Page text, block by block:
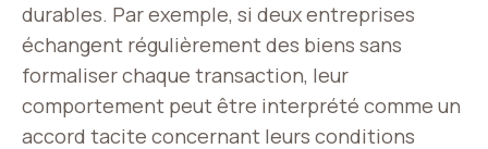
durables. Par exemple, si deux entreprises
échangent régulièrement des biens sans
formaliser chaque transaction, leur
comportement peut être interprété comme un
accord tacite concernant leurs conditions